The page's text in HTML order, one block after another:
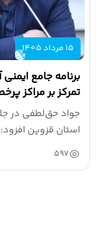
15 مرداد 1405
برنامه جامع
تمرکز بر مراکز
جواد حق‌لطفی در
استان قزوین
آتش‌نشانی طی سال...
597